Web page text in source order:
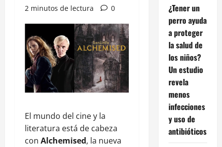
2 minutos de lectura
0
El mundo del cine y la
literatura está de cabeza
con Alchemised, la nueva
¿Tener un
perro ayuda
a proteger
la salud de
los niños?
Un estudio
revela
menos
infecciones
y uso de
antibióticos